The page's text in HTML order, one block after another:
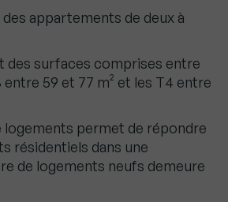
appartements de deux à
des surfaces comprises entre
entre 59 et 77 m² et les T4 entre
permet de répondre
résidentiels dans une
de logements neufs demeure